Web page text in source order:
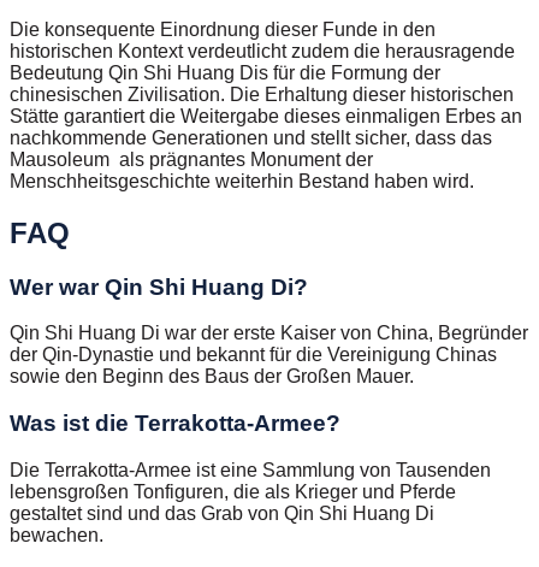
Die konsequente Einordnung dieser Funde in den
historischen Kontext verdeutlicht zudem die herausragende
Bedeutung Qin Shi Huang Dis für die Formung der
chinesischen Zivilisation. Die Erhaltung dieser historischen
Stätte garantiert die Weitergabe dieses einmaligen Erbes an
nachkommende Generationen und stellt sicher, dass das
Mausoleum als prägnantes Monument der
Menschheitsgeschichte weiterhin Bestand haben wird.
FAQ
Wer war Qin Shi Huang Di?
Qin Shi Huang Di war der erste Kaiser von China, Begründer
der Qin-Dynastie und bekannt für die Vereinigung Chinas
sowie den Beginn des Baus der Großen Mauer.
Was ist die Terrakotta-Armee?
Die Terrakotta-Armee ist eine Sammlung von Tausenden
lebensgroßen Tonfiguren, die als Krieger und Pferde
gestaltet sind und das Grab von Qin Shi Huang Di
bewachen.